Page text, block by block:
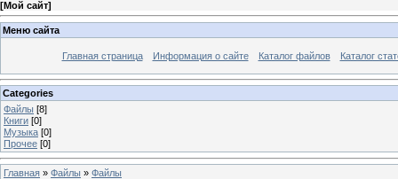
[Мой сайт]
Меню сайта
Главная страница Информация о сайте Каталог файлов Каталог
Categories
Файлы [8]
Книги [0]
Музыка [0]
Прочее [0]
Главная » Файлы » Файлы